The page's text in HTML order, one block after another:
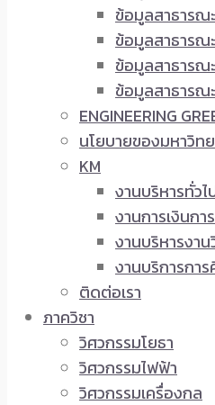
ข้อมูลสาธารณ
ข้อมูลสาธารณ
ข้อมูลสาธารณ
ข้อมูลสาธารณ
ENGINEERING
นโยบายของมหาวิท
KM
งานบริหารทั่วไ
งานการเงินก
งานบริหารงา
งานบริการกา
ติดต่อเรา
ภาควิชา
วิศวกรรมโยธา
วิศวกรรมไฟฟ้า
วิศวกรรมเครื่องกล